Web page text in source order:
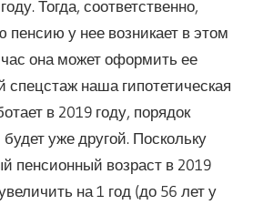
Тогда, соответственно,
пенсию у нее возникает в этом
она может оформить ее
спецстаж наша гипотетическая
в 2019 году, порядок
уже другой. Поскольку
пенсионный возраст в 2019
на 1 год (до 56 лет у